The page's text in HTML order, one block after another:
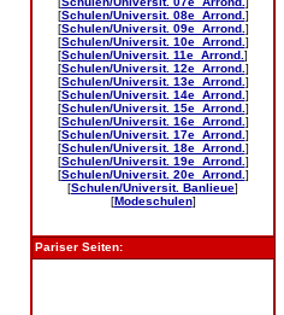
[Schulen/Universit. 08e Arrond. ]
[Schulen/Universit. 09e Arrond. ]
[Schulen/Universit. 10e Arrond. ]
[Schulen/Universit. 11e Arrond. ]
[Schulen/Universit. 12e Arrond. ]
[Schulen/Universit. 13e Arrond. ]
[Schulen/Universit. 14e Arrond. ]
[Schulen/Universit. 15e Arrond. ]
[Schulen/Universit. 16e Arrond. ]
[Schulen/Universit. 17e Arrond. ]
[Schulen/Universit. 18e Arrond. ]
[Schulen/Universit. 19e Arrond. ]
[Schulen/Universit. 20e Arrond. ]
[Schulen/Universit. Banlieue]
[Modeschulen]
Pariser Seiten: